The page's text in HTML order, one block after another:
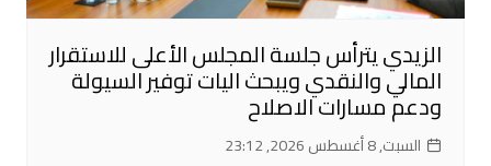
الزيدي يترأس جلسة المجلس الأعلى للاستقرار
المالي والنقدي ويبحث اليات توفير السيولة
ودعم مسارات الاصلاح
السبت, 8 أغسطس 2026, 23:12